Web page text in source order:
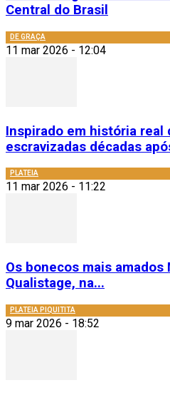
Central do Brasil
DE GRAÇA
11 mar 2026 - 12:04
Inspirado em história real
escravizadas décadas
PLATEIA
11 mar 2026 - 11:22
Os bonecos mais amados
Qualistage, na...
PLATEIA PIQUITITA
9 mar 2026 - 18:52